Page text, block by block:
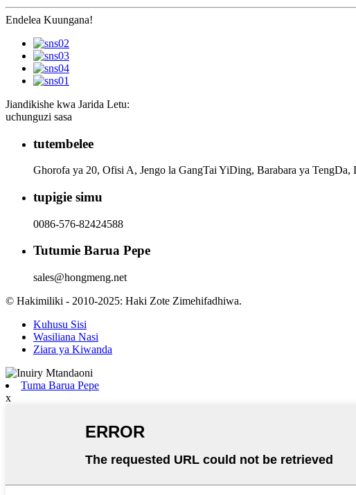
Endelea Kuungana!
Jiandikishe kwa Jarida Letu:
uchunguzi sasa
tutembelee
Ghorofa ya 20, Ofisi A, Jengo la GangTai YiDing, Barabara ya
tupigie simu
0086-576-82424588
Tutumie Barua Pepe
sales@hongmeng.net
© Hakimiliki - 2010-2025: Haki Zote Zimehifadhiwa.
Kuhusu Sisi
Wasiliana Nasi
Ziara ya Kiwanda
Tuma Barua Pepe
x